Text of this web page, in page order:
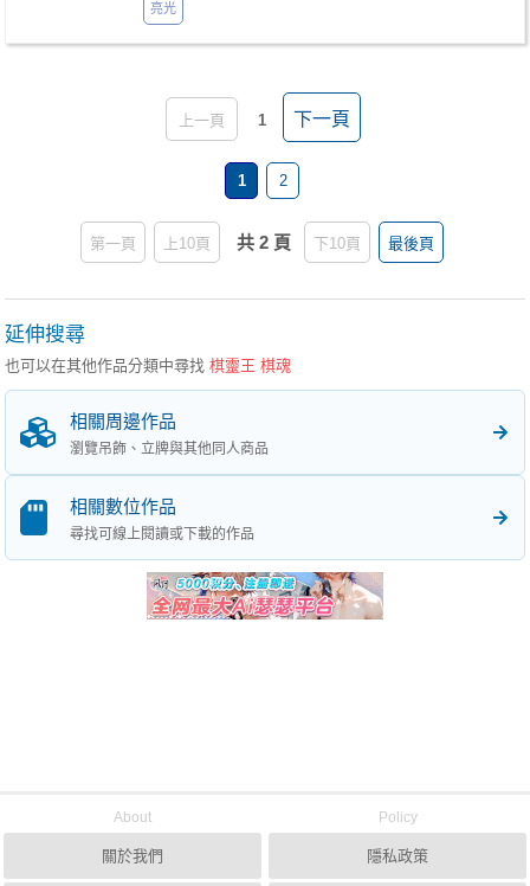
亮光
上一頁 1 下一頁
1 2
第一頁 上10頁 共 2 頁 下10頁 最後頁
延伸搜尋
也可以在其他作品分類中尋找棋靈王 棋魂
相關周邊作品
瀏覽吊飾、立牌與其他同人商品
相關數位作品
尋找可線上閱讀或下載的作品
About
關於我們
Policy
隱私政策